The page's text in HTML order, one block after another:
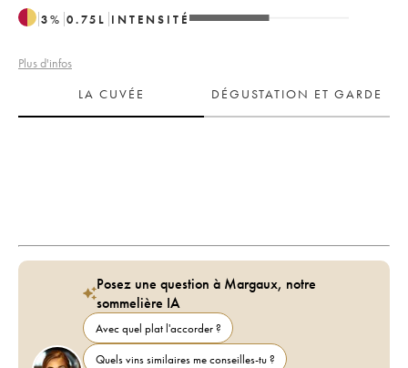
3% 0.75 L INTENSITÉ
Plus d'infos
LA CUVÉE
DÉGUSTATION ET GARDE
Posez une question à Margaux, notre
sommelière IA
Avec quel plat l'accorder ?
Quels vins similaires me conseilles-tu ?